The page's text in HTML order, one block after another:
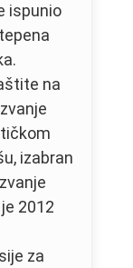
ispunio
na
izabran
2012
za